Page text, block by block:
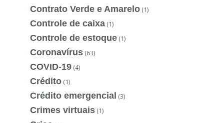
Contrato Verde e Amarelo (1)
Controle de caixa (1)
Controle de estoque (1)
Coronavírus (63)
COVID-19 (4)
Crédito (1)
Crédito emergencial (3)
Crimes virtuais (1)